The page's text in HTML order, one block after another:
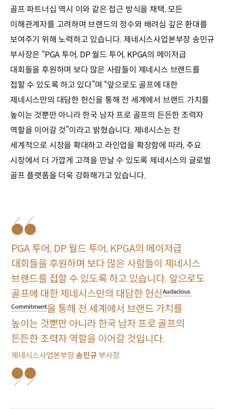
골프 파트너십 역시 이와 같은 접근 방식을 채택, 모든
이해관계자를 고려하며 브랜드의 정수와 배려심 깊은 환대를
보여주기 위해 노력하고 있습니다. 제네시스사업본부장 송민규
부사장은 “PGA 투어, DP 월드 투어, KPGA의 메이저급
대회들을 후원하며 보다 많은 사람들이 제네시스 브랜드를
접할 수 있도록 하고 있다”며 “앞으로도 골프에 대한
제네시스만의 대담한 헌신을 통해 전 세계에서 브랜드 가치를
높이는 것뿐만 아니라 한국 남자 프로 골프의 든든한 조력자
역할을 이어갈 것”이라고 밝혔습니다. 제네시스는 전
세계적으로 시장을 확대하고 라인업을 확장함에 따라, 주요
시장에서 더 가깝게 고객을 만날 수 있도록 제네시스의 글로벌
골프 플랫폼을 더욱 강화해가고 있습니다.